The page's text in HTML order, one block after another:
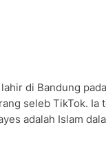
di Bandung
seleb TikTok. Ia
adalah Islam